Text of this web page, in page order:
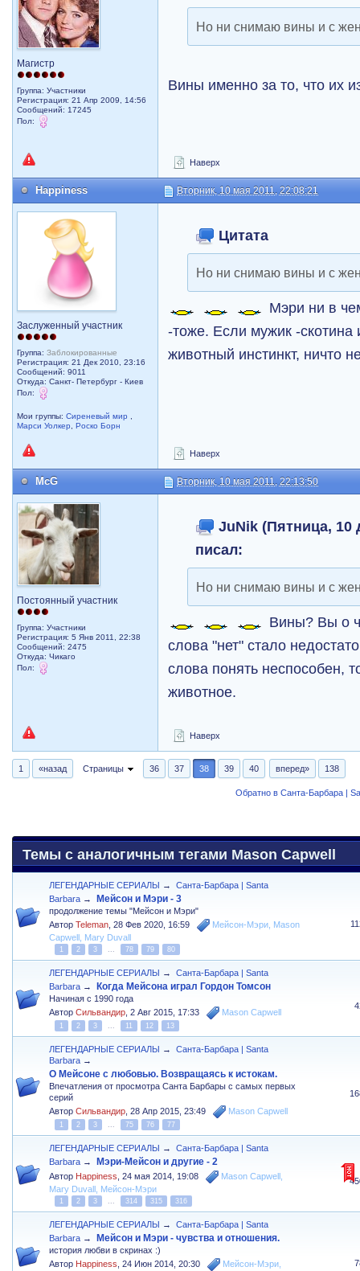
Магистр
Группа: Участники
Регистрация: 21 Апр 2009, 14:56
Сообщений: 17245
Пол:
Но ни снимаю вины и с
Вины именно за то, что их
Наверх
Happiness Вторник, 10 мая 2011, 22:08:21
Заслуженный участник
Группа:Заблокированные
Регистрация: 21 Дек 2010, 23:16
Сообщений: 9011
Откуда: Санкт- Петербург - Киев
Пол:
Мои группы:Сиреневый мир
Марси Уолкер
,Роско Борн
Цитата
Но ни снимаю вины и с
Мэри ни в
-тоже. Если мужик -скотина
животный инстинкт, ничто
Наверх
McG Вторник, 10 мая 2011, 22:13:50
Постоянный участник
Группа: Участники
Регистрация: 5 Янв 2011, 22:38
Сообщений: 2475
Откуда: Чикаго
Пол:
JuNik (Пятница, 10
писал:
Но ни снимаю вины и с
Вины? Вы о
слова "нет" стало
слова понять неспособен,
животное.
Наверх
1 «назад Страницы 36 37 38 39 40 вперед» 138
Обратно в Санта-Барбара |
Темы с аналогичным тегами Mason Capwell
ЛЕГЕНДАРНЫЕ СЕРИАЛЫ →
Санта-Барбара | Santa
Barbara → Мейсон и Мэри - 3
продолжение темы "Мейсон и Мэри"
АвторTeleman ,28 Фев 2020, 16:59 Мейсон-Мэри Mason
Capwell Mary Duvall
1 2 3 ... 78 79 80
ЛЕГЕНДАРНЫЕ СЕРИАЛЫ →
Санта-Барбара | Santa
Barbara → Когда Мейсона играл Гордон Томсон
Начиная с 1990 года
АвторСильвандир ,2 Авг 2015, 17:33 Mason Capwell
1 2 3 ... 11 12 13
ЛЕГЕНДАРНЫЕ СЕРИАЛЫ →
Санта-Барбара | Santa
Barbara →
О Мейсоне с любовью. Возвращаясь к истокам.
Впечатления от просмотра Санта Барбары с самых первых
серий
АвторСильвандир ,28 Апр 2015, 23:49 Mason Capwell
1 2 3 ... 75 76 77
ЛЕГЕНДАРНЫЕ СЕРИАЛЫ →
Санта-Барбара | Santa
Barbara → Мэри-Мейсон и другие - 2
Автор Happiness ,24 мая 2014, 19:08 Mason Capwell
Mary Duvall Мейсон-Мэри
1 2 3 ... 314 315 316
ЛЕГЕНДАРНЫЕ СЕРИАЛЫ →
Санта-Барбара | Santa
Barbara → Мейсон и Мэри - чувства и отношения.
история любви в скринах :)
Автор Happiness ,24 Июн 2014, 20:30 Мейсон-Мэри